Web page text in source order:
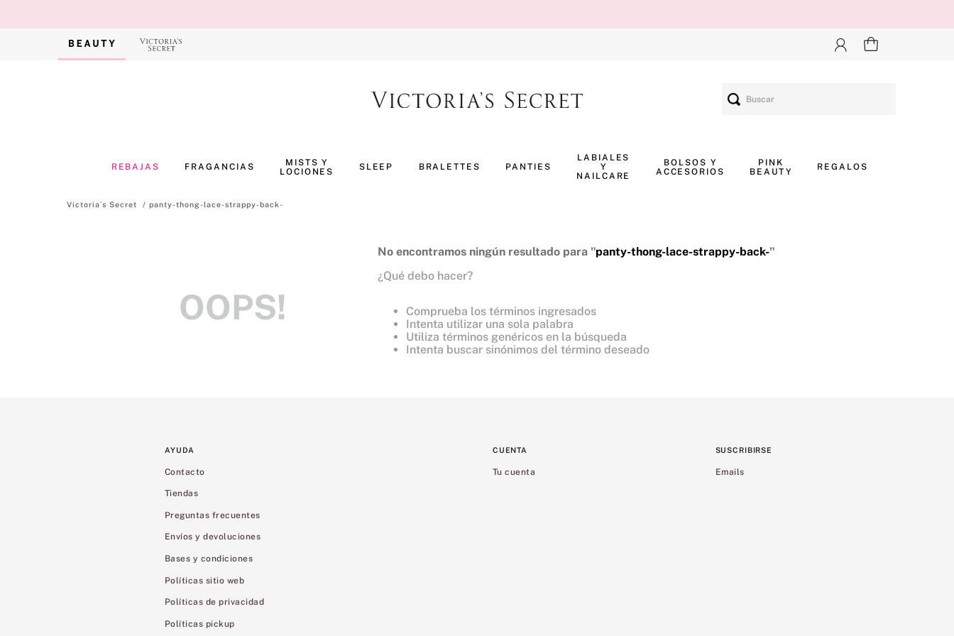
REBAJAS FRAGANCIAS
MISTS Y
LOCIONES
SLEEP BRALETTES PANTIES
LABIALES
Y
NAILCARE
BOLSOS Y
ACCESORIOS
PINK
BEAUTY
REGALOS
panty-thong-lace-strappy-back-
OOPS!
No encontramos ningún resultado para "panty-thong-lace-strappy-back-"
¿Qué debo hacer?
Comprueba los términos ingresados
Intenta utilizar una sola palabra
Utiliza términos genéricos en la búsqueda
Intenta buscar sinónimos del término deseado
AYUDA
Contacto
Tiendas
Preguntas frecuentes
Envíos y devoluciones
Bases y condiciones
Políticas sitio web
Políticas de privacidad
Políticas pickup
CUENTA
Tu cuenta
SUSCRIBIRSE
Emails
5.
vainilla
6 .
bombshell
8.
bare vanilla
9.
mist